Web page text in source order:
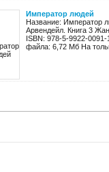
Император людей
Название: Император
Арвендейл. Книга 3
ISBN: 978-5-9922-
файла: 6,72 Мб На